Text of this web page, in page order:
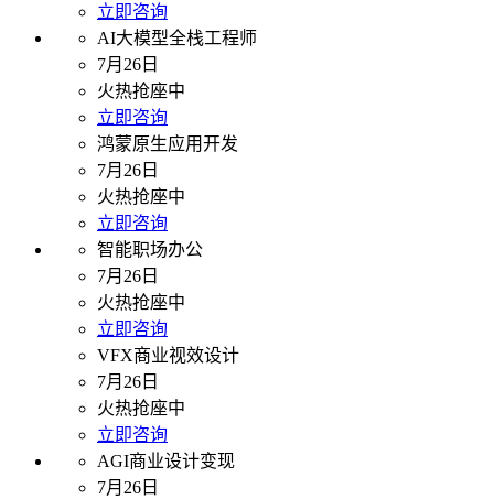
立即咨询
AI大模型全栈工程师
7月26日
火热抢座中
立即咨询
鸿蒙原生应用开发
7月26日
火热抢座中
立即咨询
智能职场办公
7月26日
火热抢座中
立即咨询
VFX商业视效设计
7月26日
火热抢座中
立即咨询
AGI商业设计变现
7月26日